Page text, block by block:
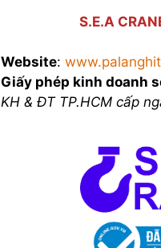
S.E.A
Website:
Giấy phép kinh doanh
KH & ĐT TP.HCM cấp